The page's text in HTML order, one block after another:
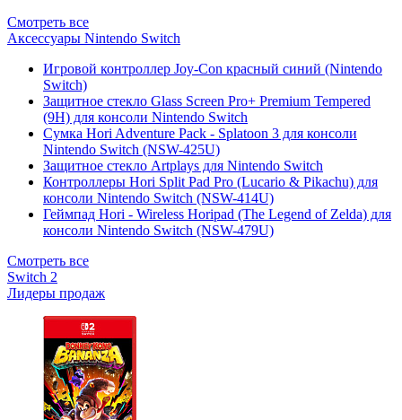
Смотреть все
Аксессуары Nintendo Switch
Игровой контроллер Joy-Con красный синий (Nintendo
Switch)
Защитное стекло Glass Screen Pro+ Premium Tempered
(9H) для консоли Nintendo Switch
Сумка Hori Adventure Pack - Splatoon 3 для консоли
Nintendo Switch (NSW-425U)
Защитное стекло Artplays для Nintendo Switch
Контроллеры Hori Split Pad Pro (Lucario & Pikachu) для
консоли Nintendo Switch (NSW-414U)
Геймпад Hori - Wireless Horipad (The Legend of Zelda) для
консоли Nintendo Switch (NSW-479U)
Смотреть все
Switch 2
Лидеры продаж